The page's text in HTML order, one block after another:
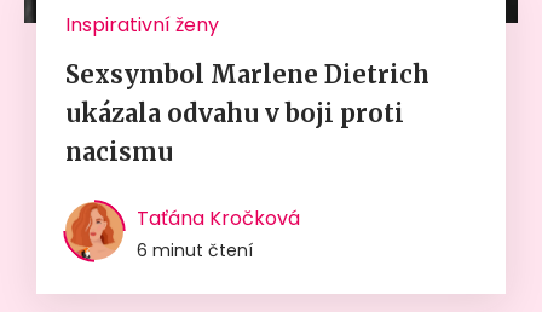
Inspirativní ženy
Sexsymbol Marlene Dietrich
ukázala odvahu v boji proti
nacismu
Taťána Kročková
6 minut čtení